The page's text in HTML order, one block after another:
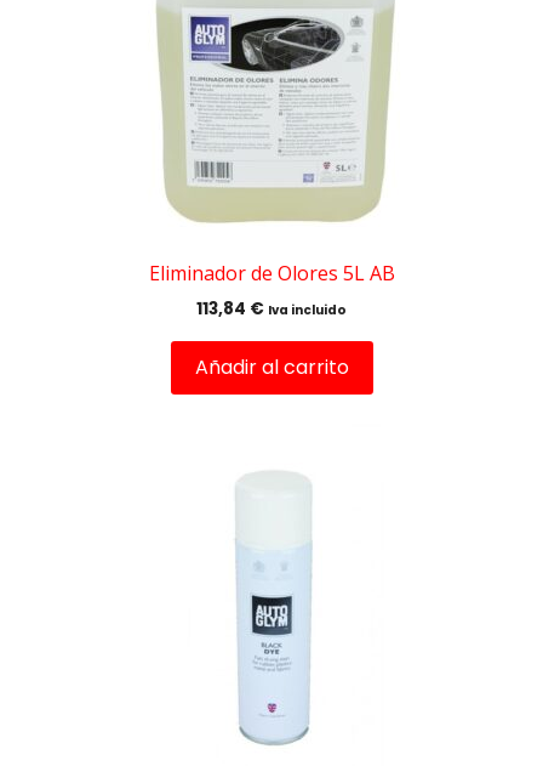
Eliminador de Olores 5L AB
113,84 € Iva incluido
Añadir al carrito